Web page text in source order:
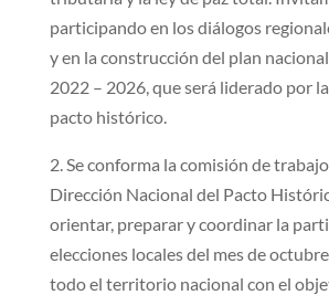
participando en los diálogos
y en la construcción del plan
2022 – 2026, que será liderado por
pacto histórico.
2. Se conforma la comisión de
Dirección Nacional del Pacto
orientar, preparar y coordinar la
elecciones locales del mes de
todo el territorio nacional con el